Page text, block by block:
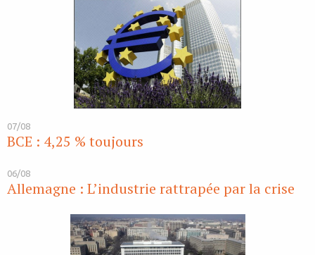
07/08
BCE : 4,25 % toujours
06/08
Allemagne : L’industrie rattrapée par la crise